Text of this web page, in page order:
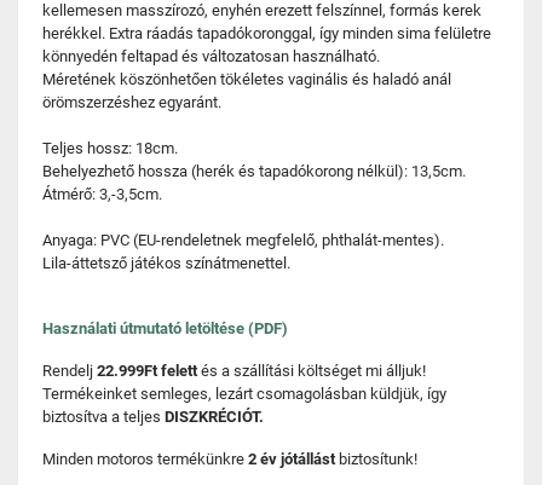
kellemesen masszírozó, enyhén erezett felszínnel, formás kerek
herékkel. Extra ráadás tapadókoronggal, így minden sima felületre
könnyedén feltapad és változatosan használható.
Méretének köszönhetően tökéletes vaginális és haladó anál
örömszerzéshez egyaránt.
Teljes hossz: 18cm.
Behelyezhető hossza (herék és tapadókorong nélkül): 13,5cm.
Átmérő: 3,-3,5cm.
Anyaga: PVC (EU-rendeletnek megfelelő, phthalát-mentes).
Lila-áttetsző játékos színátmenettel.
Használati útmutató letöltése (PDF)
Rendelj 22.999Ft felettés a szállítási költséget mi álljuk!
Termékeinket semleges, lezárt csomagolásban küldjük, így
biztosítva a teljes DISZKRÉCIÓT.
Minden motoros termékünkre 2 év jótállást biztosítunk!